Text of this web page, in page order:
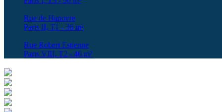
Rue de Hanovre
Paris II, T1 - 36 m²
Rue Robert Estienne
Paris VIII, T2 - 46 m²